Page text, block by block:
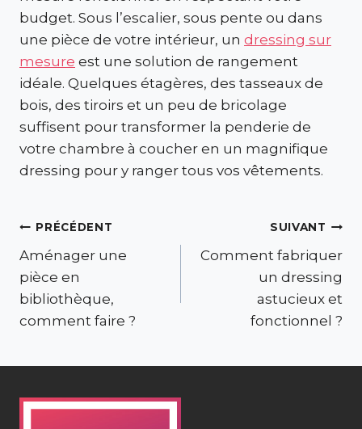
budget. Sous l’escalier, sous pente ou dans
une pièce de votre intérieur, un dressing sur
mesure est une solution de rangement
idéale. Quelques étagères, des tasseaux de
bois, des tiroirs et un peu de bricolage
suffisent pour transformer la penderie de
votre chambre à coucher en un magnifique
dressing pour y ranger tous vos vêtements.
Navigation
de
l’article
PRÉCÉDENT
Aménager une
pièce en
bibliothèque,
comment faire ?
SUIVANT
Comment fabriquer
un dressing
astucieux et
fonctionnel ?